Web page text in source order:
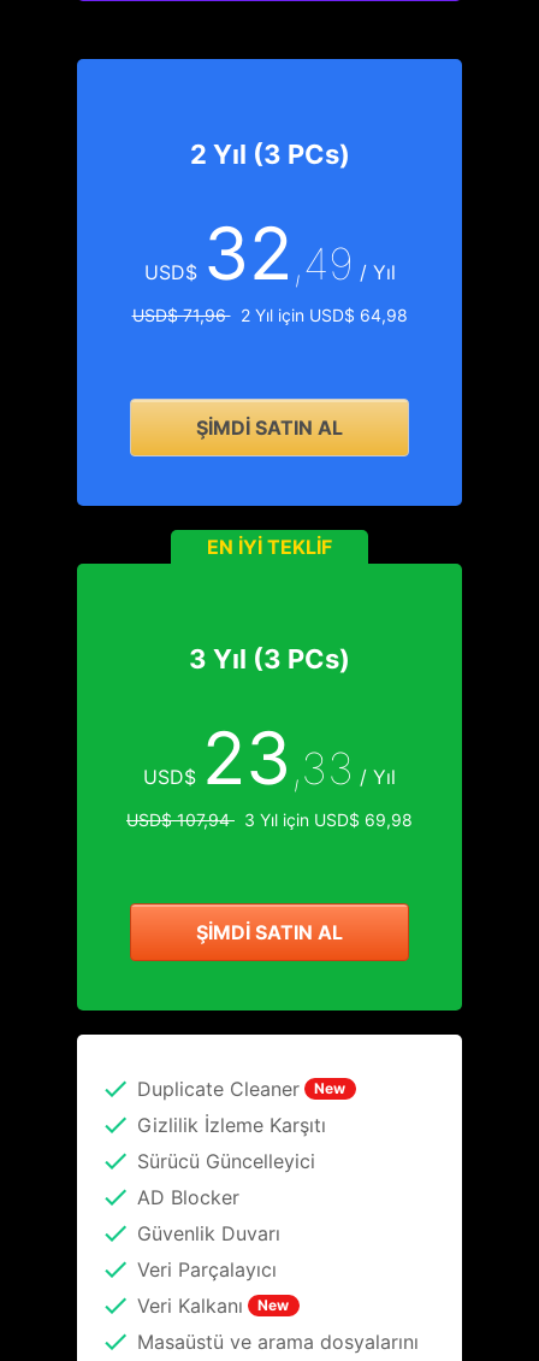
2 Yıl (3 PCs)
USD$ 32,49 / Yıl
USD$ 71,962 Yıl için USD$ 64,98
ŞIMDI SATIN AL
EN İYI TEKLIF
3 Yıl (3 PCs)
USD$ 23,33 / Yıl
USD$ 107,94 3 Yıl için USD$ 69,98
ŞIMDI SATIN AL
Duplicate Cleaner New
Gizlilik İzleme Karşıtı
Sürücü Güncelleyici
AD Blocker
Güvenlik Duvarı
Veri Parçalayıcı
Veri Kalkanı
New
Masaüstü ve arama dosyalarını